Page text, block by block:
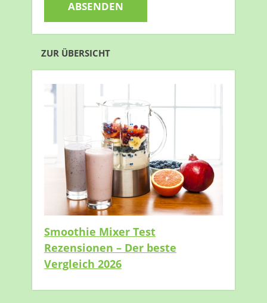
ZUR ÜBERSICHT
Smoothie Mixer Test
Rezensionen – Der beste
Vergleich 2026